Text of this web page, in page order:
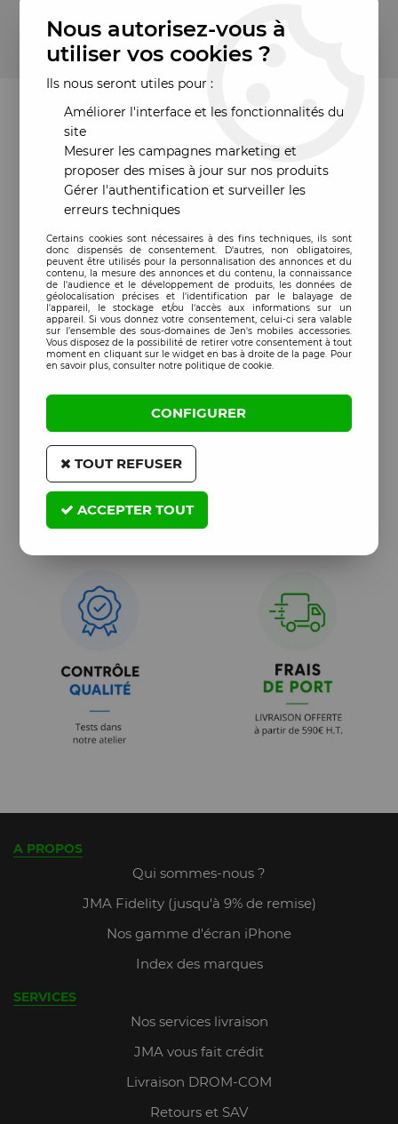
A PROPOS
Qui sommes-nous ?
JMA Fidelity (jusqu'à 9% de remise)
Nos gamme d'écran iPhone
Index des marques
SERVICES
Nos services livraison
JMA vous fait crédit
Livraison DROM-COM
Retours et SAV
Nous autorisez-vous à
utiliser vos cookies ?
Ils nous seront utiles pour :
Améliorer l'interface et les fonctionnalités du
site
Mesurer les campagnes marketing et
proposer des mises à jour sur nos produits
Gérer l'authentification et surveiller les
erreurs techniques
Certains cookies sont nécessaires à des fins techniques, ils sont
donc dispensés de consentement. D'autres, non obligatoires,
peuvent être utilisés pour la personnalisation des annonces et du
contenu, la mesure des annonces et du contenu, la connaissance
de l'audience et le développement de produits, les données de
géolocalisation précises et l'identification par le balayage de
l'appareil, le stockage et/ou l'accès aux informations sur un
appareil. Si vous donnez votre consentement, celui-ci sera valable
sur l’ensemble des sous-domaines de Jen's mobiles accessories.
Vous disposez de la possibilité de retirer votre consentement à tout
moment en cliquant sur le widget en bas à droite de la page. Pour
en savoir plus, consulter notre politique de cookie.
CONFIGURER
TOUT REFUSER
ACCEPTER TOUT